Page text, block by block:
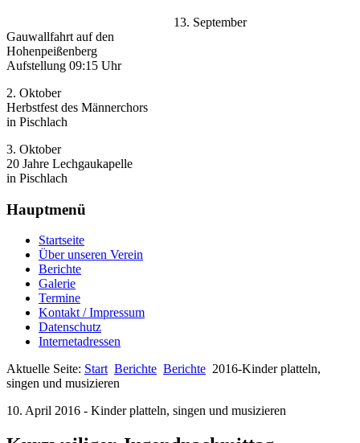
13. September
Gauwallfahrt auf den
Hohenpeißenberg
Aufstellung 09:15 Uhr
2. Oktober
Herbstfest des Männerchors
in Pischlach
3. Oktober
20 Jahre Lechgaukapelle
in Pischlach
Hauptmenü
Startseite
Über unseren Verein
Berichte
Galerie
Termine
Kontakt / Impressum
Datenschutz
Internetadressen
Aktuelle Seite: Start Berichte Berichte 2016-Kinder platteln,
singen und musizieren
10. April 2016 - Kinder platteln, singen und musizieren